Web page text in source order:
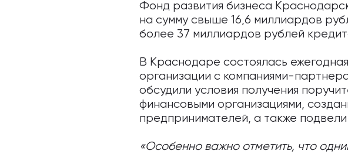
Фонд развития бизнеса
на сумму свыше 16,6 миллиардов
более 37 миллиардов рублей
В Краснодаре состоялась
организации с компаниями-
обсудили условия получения
финансовыми организациями,
предпринимателей, а также
«Особенно важно отметить, что